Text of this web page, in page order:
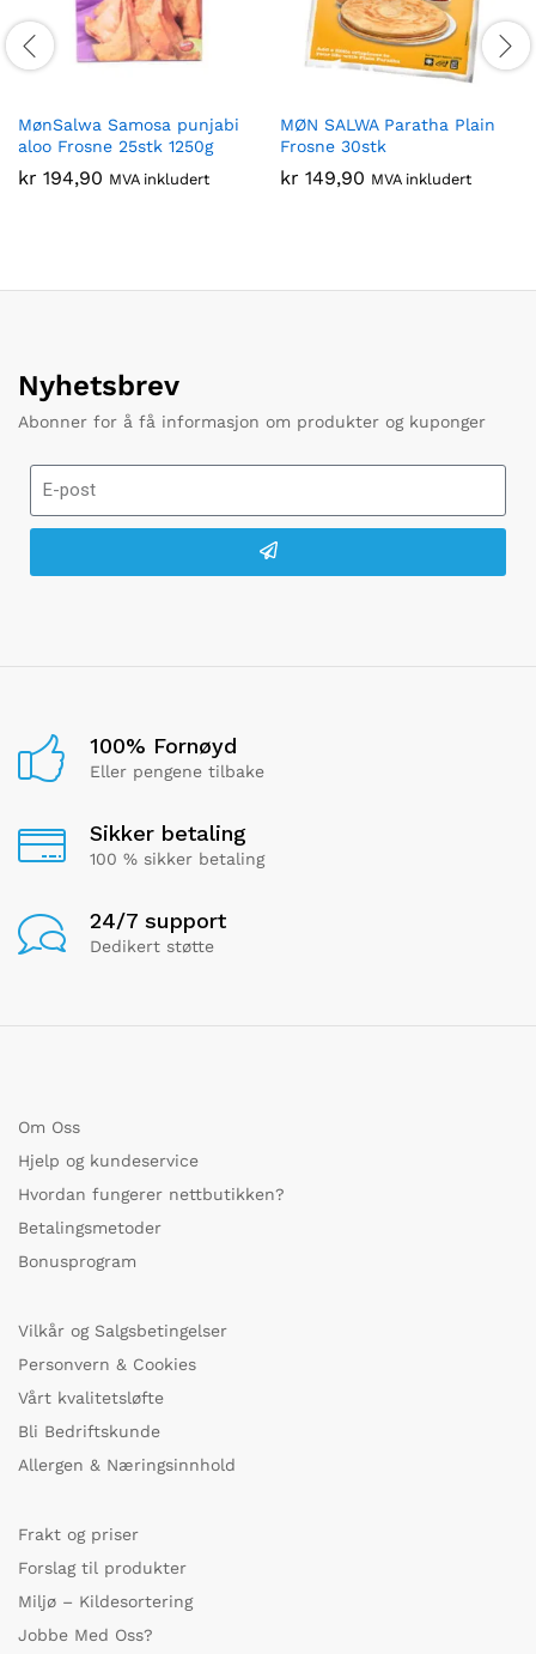
MønSalwa Samosa punjabi
aloo Frosne 25stk 1250g
kr 194,90 MVA inkludert
MØN SALWA Paratha Plain
Frosne 30stk
kr 149,90 MVA inkludert
Nyhetsbrev
Abonner for å få informasjon om produkter og kuponger
100% Fornøyd
Eller pengene tilbake
Sikker betaling
100 % sikker betaling
24/7 support
Dedikert støtte
Om Oss
Hjelp og kundeservice
Hvordan fungerer nettbutikken?
Betalingsmetoder
Bonusprogram
Vilkår og Salgsbetingelser
Personvern & Cookies
Vårt kvalitetsløfte
Bli Bedriftskunde
Allergen & Næringsinnhold
Frakt og priser
Forslag til produkter
Miljø – Kildesortering
Jobbe Med Oss?